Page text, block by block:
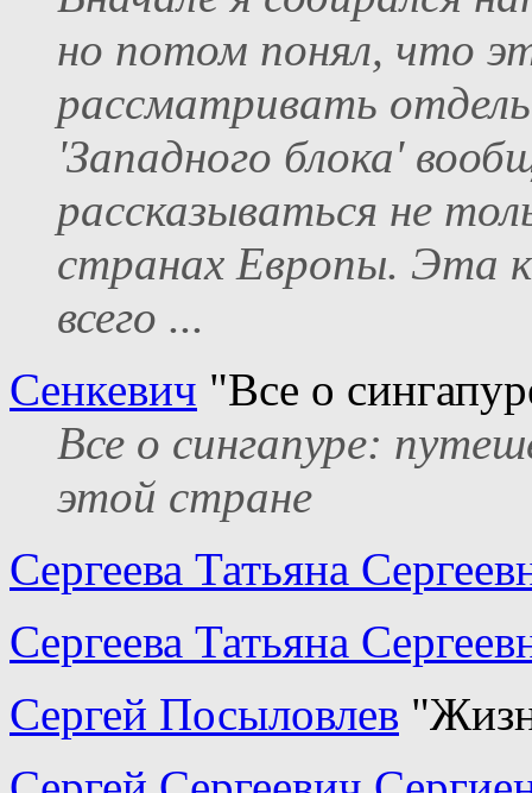
но потом понял, что
рассматривать
'Западного блока'
рассказываться не
странах Европы. Эта
всего ...
Сенкевич "Все о
Все о сингапуре:
этой стране
Сергеева Татьяна
Сергеева Татьяна
Сергей Посыловлев